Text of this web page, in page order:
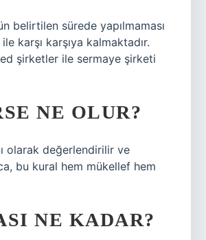
belirtilen sürede yapılmaması
karşı karşıya kalmaktadır.
şirketler ile sermaye şirketi
NE OLUR?
olarak değerlendirilir ve
bu kural hem mükellef hem
NE KADAR?